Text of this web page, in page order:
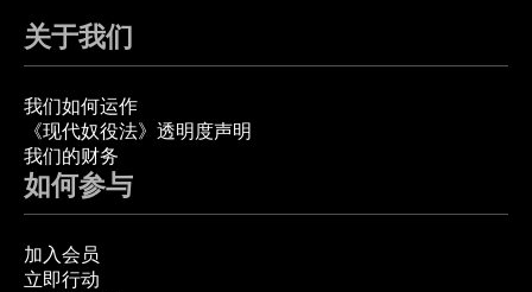
关于我们
我们如何运作
《现代奴役法》透明度声明
我们的财务
如何参与
加入会员
立即行动